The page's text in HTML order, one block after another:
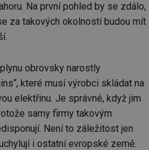
Na první pohled by se zdálo,
za takových okolností budou mít
obrovsky narostly
které musí výrobci skládat na
elektřinu. Je správné, když jim
samy firmy takovým
Není to záležitost jen
i ostatní evropské země.